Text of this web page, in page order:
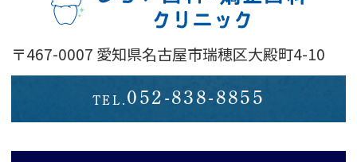
〒467-0007 愛知県名古屋市瑞穂区大殿町4-10
TEL. 052-838-8855